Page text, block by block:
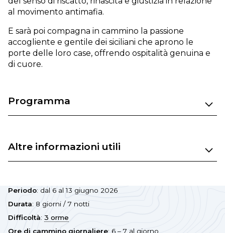
al movimento antimafia.
E sarà poi compagna in cammino la passione
accogliente e gentile dei siciliani che aprono le
porte delle loro case, offrendo ospitalità genuina e
di cuore.
Programma
Altre informazioni utili
Periodo: dal 6 al 13 giugno 2026
Durata: 8 giorni / 7 notti
Difficoltà: 3 orme
Ore di cammino giornaliere: 6 – 7 al giorno